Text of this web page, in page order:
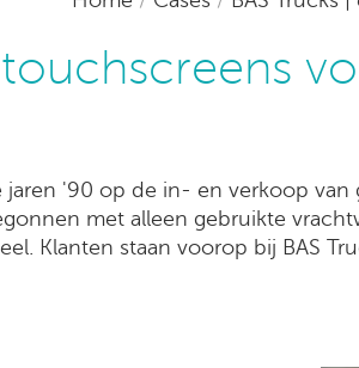
jaren '90 op de in- en verkoop
met alleen gebruikte
Klanten staan voorop bij BAS